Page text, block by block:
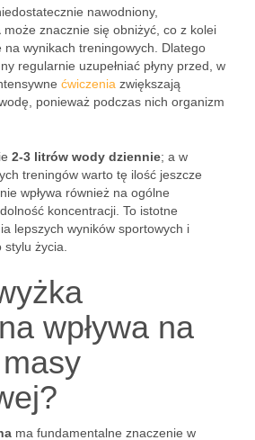
nawodniony,
może znacznie się obniżyć, co z kolei
na wynikach treningowych. Dlatego
regularnie uzupełniać płyny przed, w
ćwiczenia zwiększają
ponieważ podczas nich organizm
2-3 litrów wody dziennie; a w
treningów warto tę ilość jeszcze
wpływa również na ogólne
koncentracji. To istotne
lepszych wyników sportowych i
życia.
wpływa na
ma fundamentalne znaczenie w